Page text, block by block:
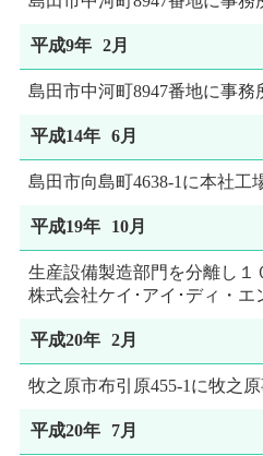
平成9年 2月
島田市中河町8947番地に事務
平成14年 6月
島田市向島町4638-1に本社工
平成19年 10月
生産設備製造部門を分離し１
株式会社ケイ･アイ･ディ・エ
平成20年 2月
牧之原市布引原455-1に牧之
平成20年 7月